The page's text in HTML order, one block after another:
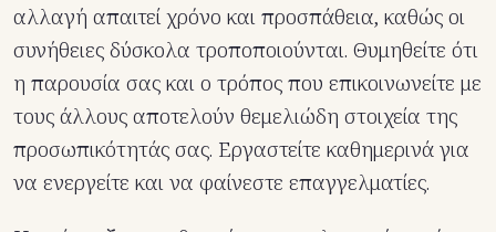
αλλαγή απαιτεί χρόνο και προσπάθεια, καθώς οι
συνήθειες δύσκολα τροποποιούνται. Θυμηθείτε ότι
η παρουσία σας και ο τρόπος που επικοινωνείτε με
τους άλλους αποτελούν θεμελιώδη στοιχεία της
προσωπικότητάς σας. Εργαστείτε καθημερινά για
να ενεργείτε και να φαίνεστε επαγγελματίες.